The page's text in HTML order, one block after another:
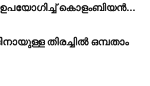
കൊളംബിയൻ
തിരച്ചിൽ ഒമ്പതാം